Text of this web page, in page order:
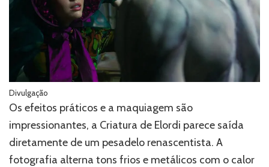
Divulgação
Os efeitos práticos e a maquiagem são
impressionantes, a Criatura de Elordi parece saída
diretamente de um pesadelo renascentista. A
fotografia alterna tons frios e metálicos com o calor